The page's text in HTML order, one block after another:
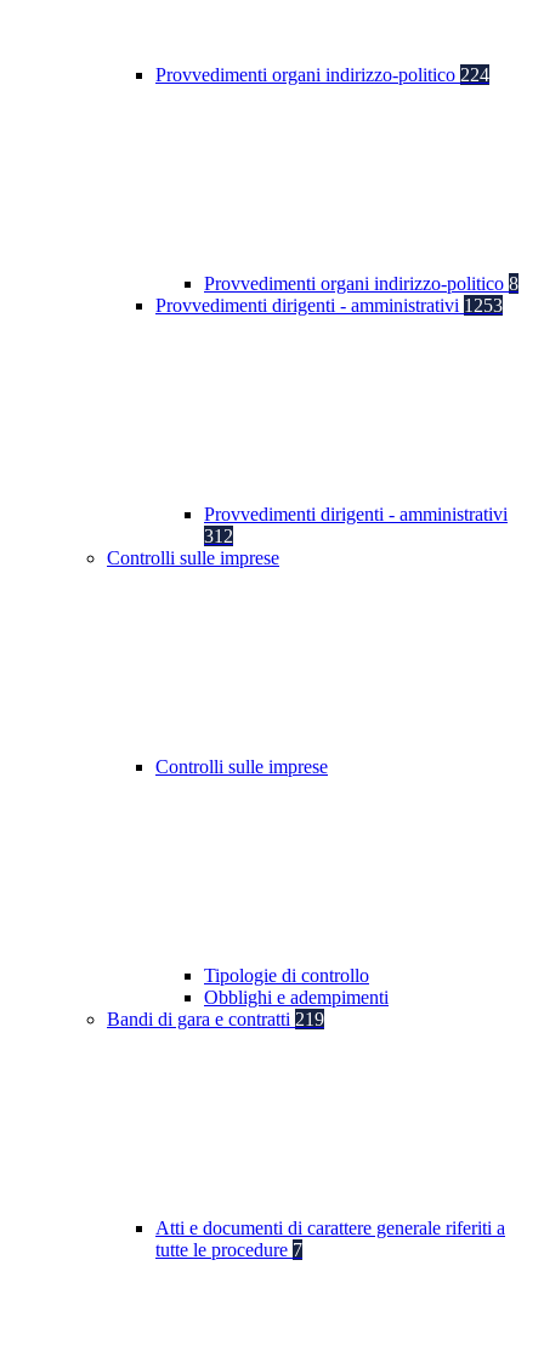
Provvedimenti organi indirizzo-politico 224
Provvedimenti organi indirizzo-politico 8
Provvedimenti dirigenti - amministrativi 1253
Provvedimenti dirigenti - amministrativi
312
Controlli sulle imprese
Controlli sulle imprese
Tipologie di controllo
Obblighi e adempimenti
Bandi di gara e contratti 219
Atti e documenti di carattere generale riferiti a
tutte le procedure 7